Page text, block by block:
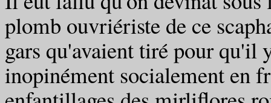
plomb ouvriériste de ce
gars qu'avaient tiré pour qu'il
inopinément socialement en